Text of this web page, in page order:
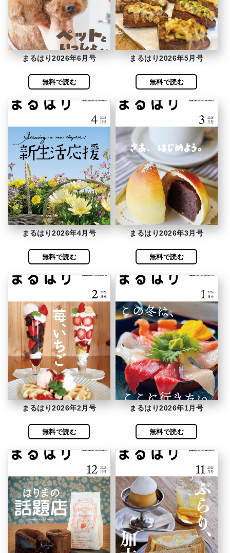
まるはり2026年6月号
無料で読む
まるはり2026年5月号
無料で読む
まるはり2026年4月号
無料で読む
まるはり2026年3月号
無料で読む
まるはり2026年2月号
無料で読む
まるはり2026年1月号
無料で読む